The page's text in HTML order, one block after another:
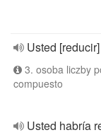
Usted [reducir]
3. osoba liczby
compuesto
Usted habría